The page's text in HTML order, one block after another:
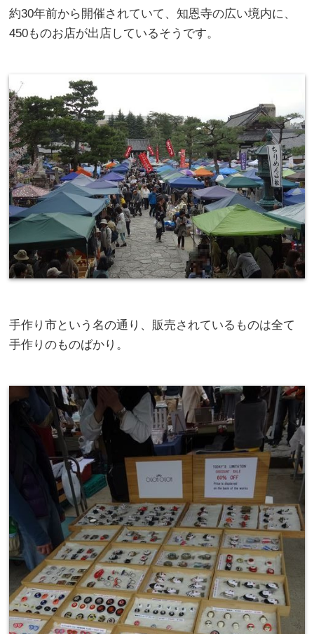
約30年前から開催されていて、知恩寺の広い境内に、
450ものお店が出店しているそうです。
手作り市という名の通り、販売されているものは全て
手作りのものばかり。